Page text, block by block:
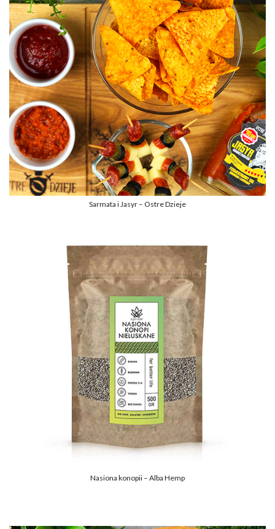
Sarmata i Jasyr – Ostre Dzieje
Nasiona konopii – Alba Hemp